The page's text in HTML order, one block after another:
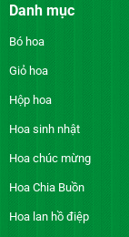
Danh mục
Bó hoa
Giỏ hoa
Hộp hoa
Hoa sinh nhật
Hoa chúc mừng
Hoa Chia Buồn
Hoa lan hồ điệp